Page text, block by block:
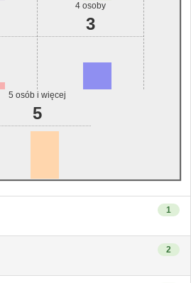
4 osoby
3
5 osób i więcej
5
1
2